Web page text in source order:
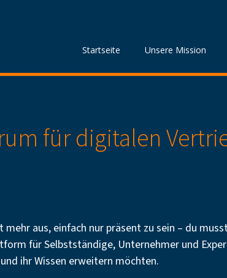
Startseite Unsere Mission
für digitalen
aus, einfach nur präsent zu sein – du
für Selbstständige, Unternehmer und
ihr Wissen erweitern möchten.